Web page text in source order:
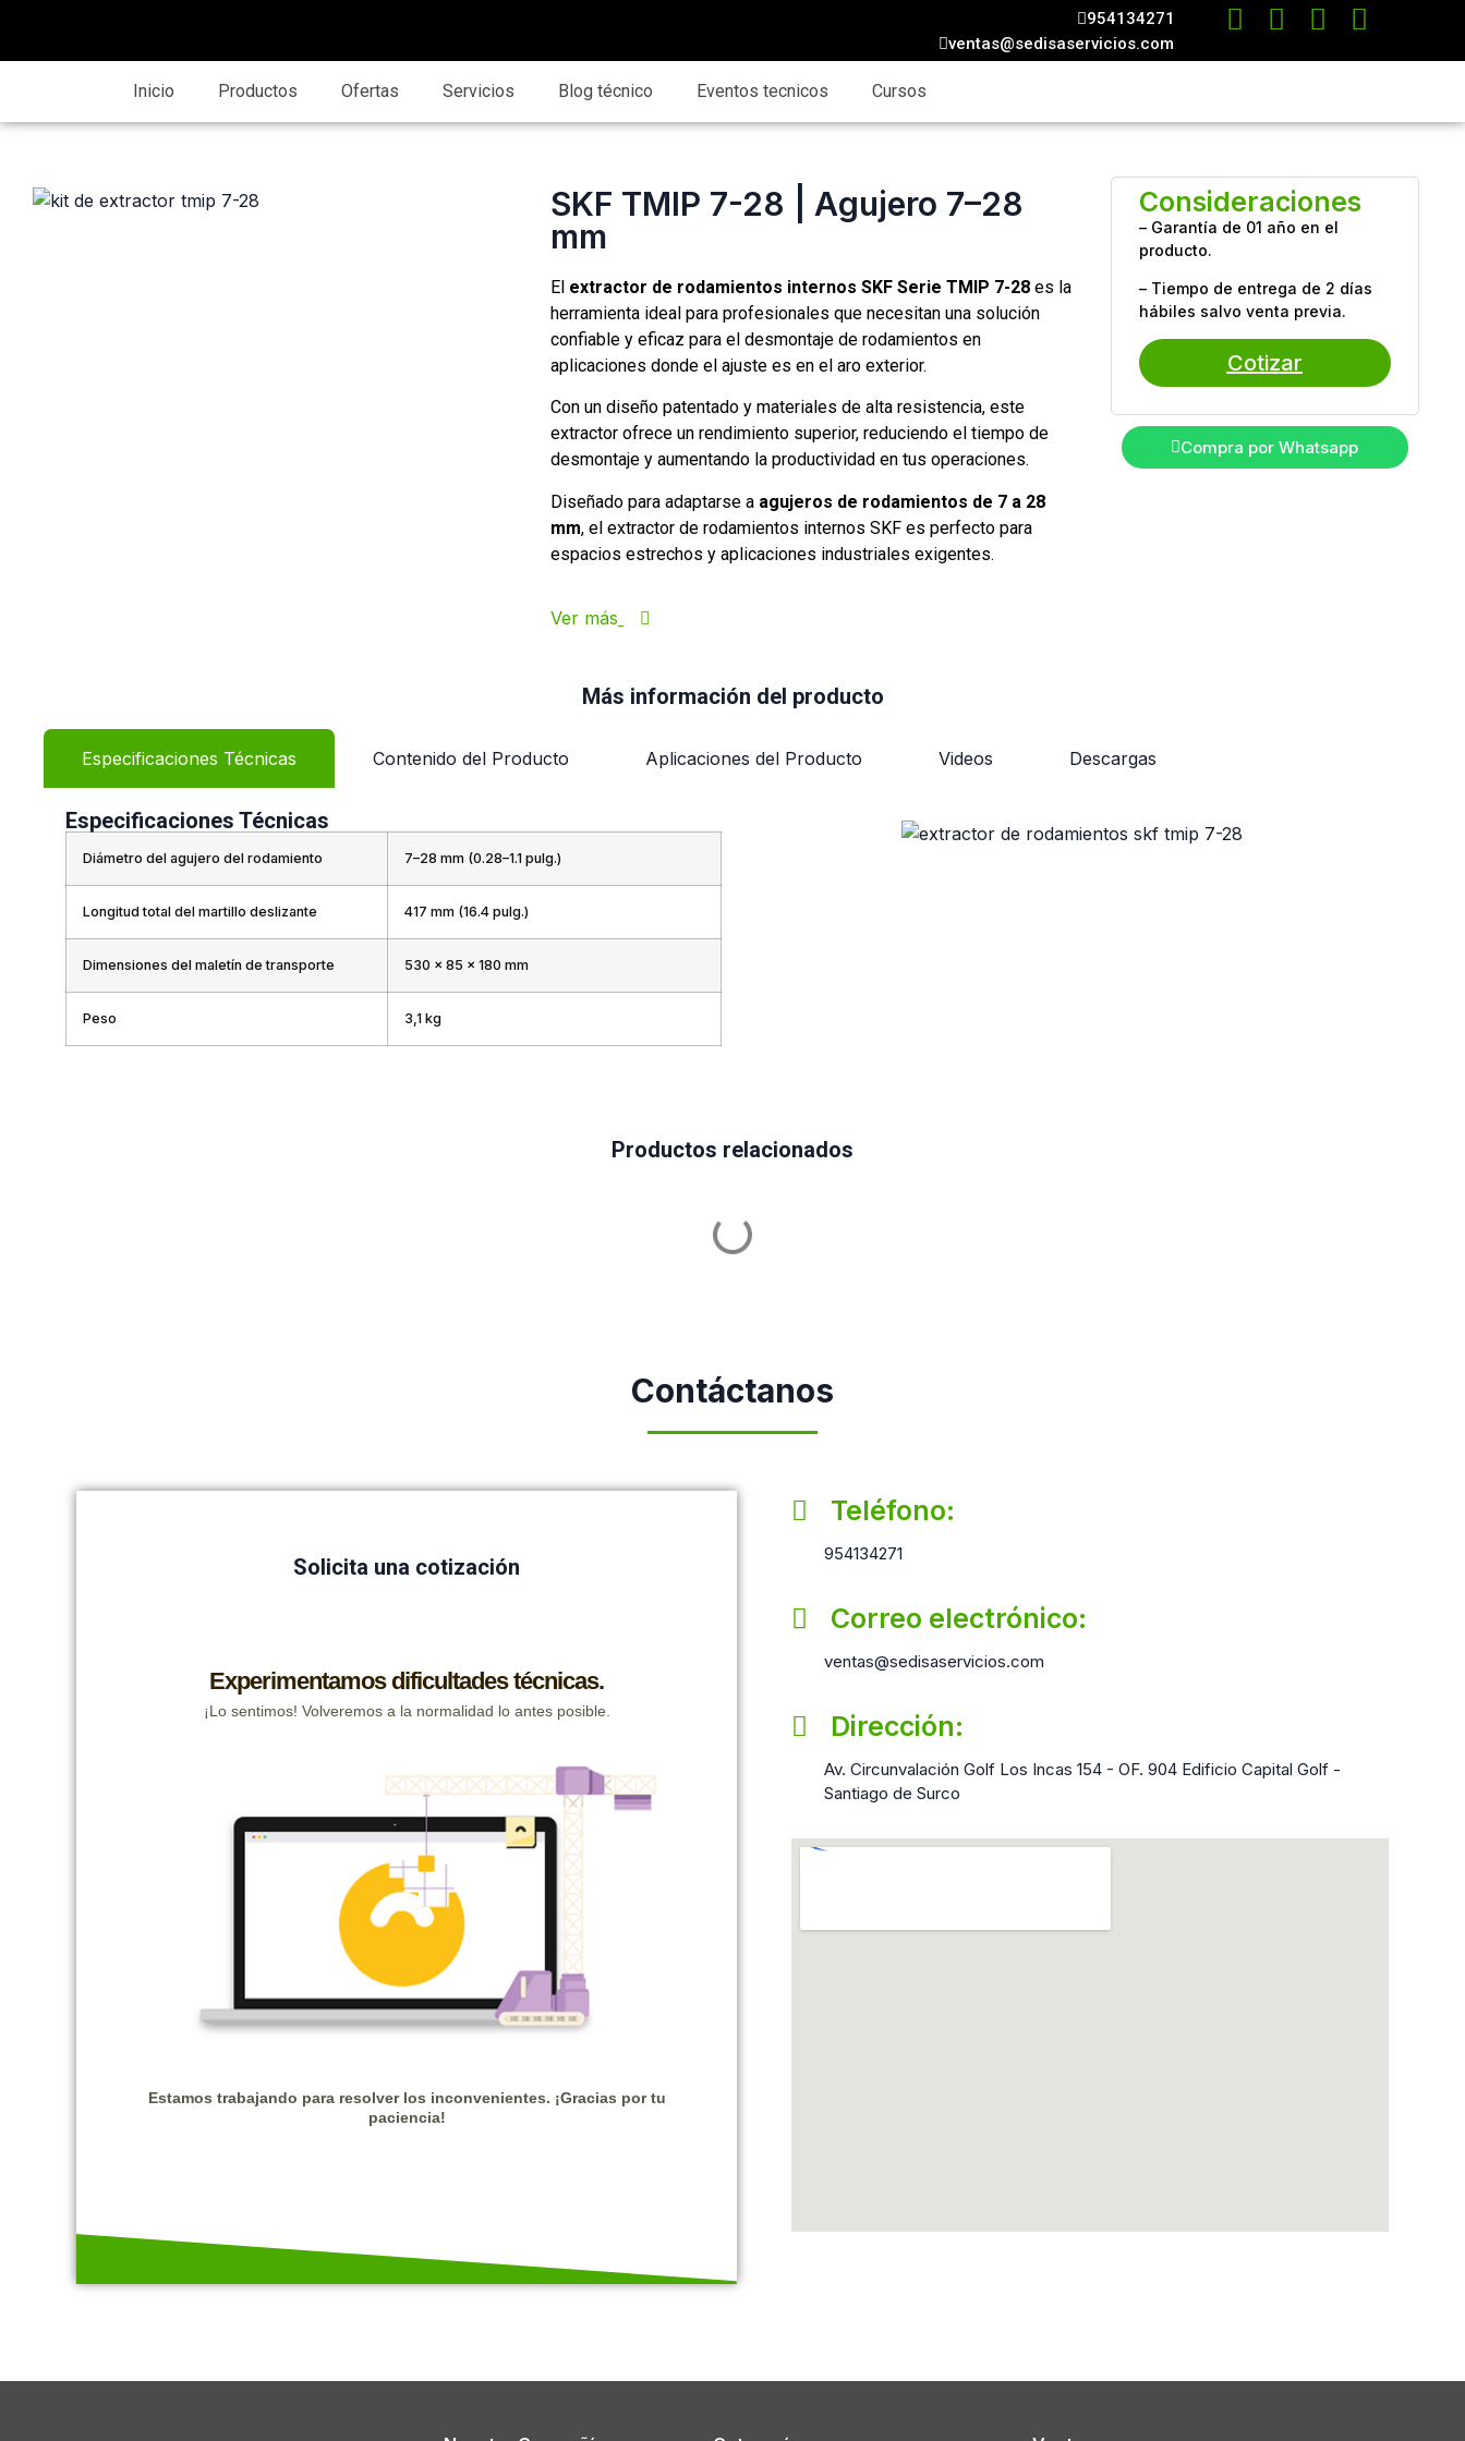
954134271
ventas@sedisaservicios.com
Inicio Productos Ofertas Servicios Blog técnico Eventos tecnicos Cursos
SKF TMIP 7-28 | Agujero 7–28
mm
El extractor de rodamientos internos SKF Serie TMIP 7-28 es la
herramienta ideal para profesionales que necesitan una solución
confiable y eficaz para el desmontaje de rodamientos en
aplicaciones donde el ajuste es en el aro exterior.
Con un diseño patentado y materiales de alta resistencia, este
extractor ofrece un rendimiento superior, reduciendo el tiempo de
desmontaje y aumentando la productividad en tus operaciones.
Diseñado para adaptarse a agujeros de rodamientos de 7 a 28
mm, el extractor de rodamientos internos SKF es perfecto para
espacios estrechos y aplicaciones industriales exigentes.
Ver más
Consideraciones
– Garantía de 01 año en el
producto.
– Tiempo de entrega de 2 días
hábiles salvo venta previa.
Cotizar
Compra por Whatsapp
Más información del producto
Especificaciones Técnicas Contenido del Producto Aplicaciones del Producto Videos Descargas
Especificaciones Técnicas
Diámetro del agujero del rodamiento 7–28 mm (0.28–1.1 pulg.)
Longitud total del martillo deslizante 417 mm (16.4 pulg.)
Dimensiones del maletín de transporte 530 × 85 × 180 mm
Peso 3,1 kg
Productos relacionados
Contáctanos
Solicita una cotización
Teléfono:
954134271
Correo electrónico:
ventas@sedisaservicios.com
Dirección:
Av. Circunvalación Golf Los Incas 154 - OF. 904 Edificio Capital Golf -
Santiago de Surco